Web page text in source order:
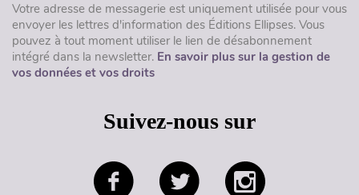
Votre adresse de messagerie est uniquement utilisée pour vous
envoyer les lettres d'information des Éditions Ellipses. Vous
pouvez à tout moment utiliser le lien de désabonnement
intégré dans la newsletter. En savoir plus sur la gestion de
vos données et vos droits
Suivez-nous sur